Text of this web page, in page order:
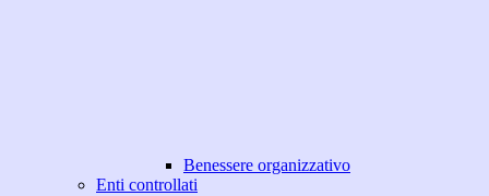
Benessere organizzativo
Enti controllati